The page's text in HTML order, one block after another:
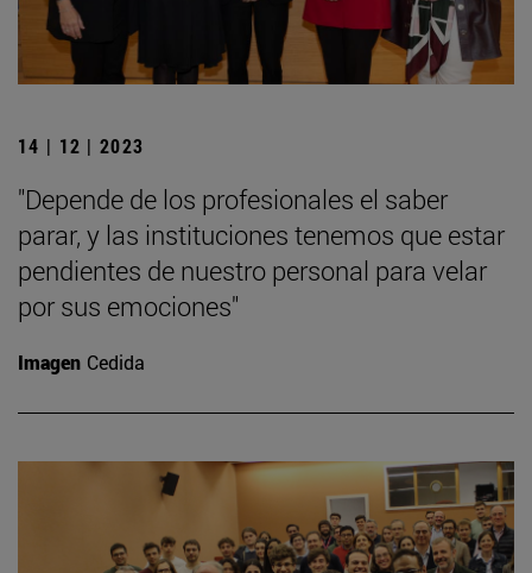
14 | 12 | 2023
"Depende de los profesionales el saber
parar, y las instituciones tenemos que estar
pendientes de nuestro personal para velar
por sus emociones"
Imagen Cedida